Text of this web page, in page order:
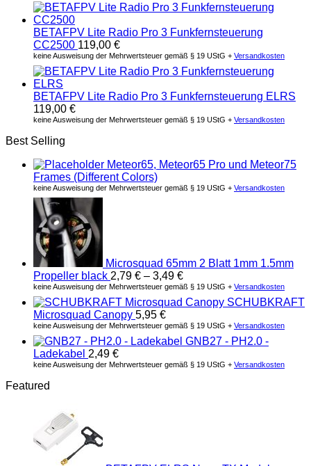
BETAFPV Lite Radio Pro 3 Funkfernsteuerung
CC2500 119,00 €
keine Ausweisung der Mehrwertsteuer gemäß § 19 UStG + Versandkosten
BETAFPV Lite Radio Pro 3 Funkfernsteuerung ELRS
119,00 €
keine Ausweisung der Mehrwertsteuer gemäß § 19 UStG + Versandkosten
Best Selling
Meteor65, Meteor65 Pro und Meteor75
Frames (Different Colors)
keine Ausweisung der Mehrwertsteuer gemäß § 19 UStG + Versandkosten
Microsquad 65mm 2 Blatt 1mm 1.5mm
Propeller black 2,79 € – 3,49 €
keine Ausweisung der Mehrwertsteuer gemäß § 19 UStG + Versandkosten
SCHUBKRAFT
Microsquad Canopy 5,95 €
keine Ausweisung der Mehrwertsteuer gemäß § 19 UStG + Versandkosten
GNB27 - PH2.0 -
Ladekabel 2,49 €
keine Ausweisung der Mehrwertsteuer gemäß § 19 UStG + Versandkosten
Featured